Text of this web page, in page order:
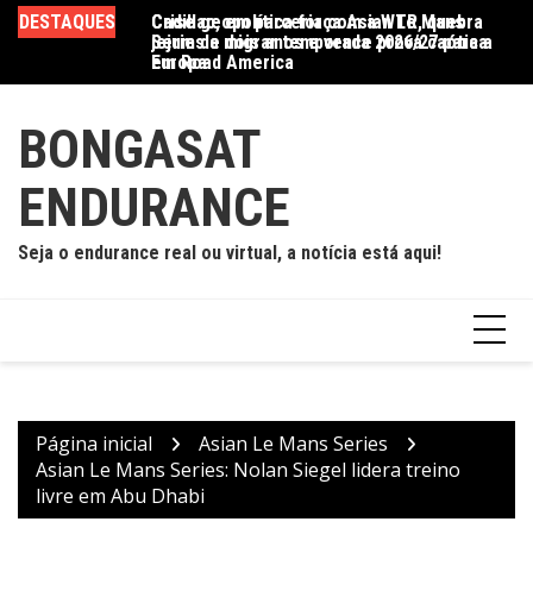
para
conteúdo
DESTAQUES
Crise geopolítica força Asian Le Mans
Series a migrar temporada 2026/27 para a
Europa
Cadillac, em parceria com a WTR, quebra
jejum de dois anos e vence prova caótica
em Road America
BONGASAT
ENDURANCE
Seja o endurance real ou virtual, a notícia está aqui!
Página inicial
Asian Le Mans Series
Asian Le Mans Series: Nolan Siegel lidera treino
livre em Abu Dhabi